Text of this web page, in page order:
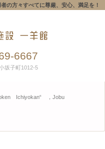
の方々すべてに尊厳、安心、満足を！
6667
坂子町1012-5
Ichiyokan“ ，Jobu